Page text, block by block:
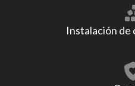
Instalación de